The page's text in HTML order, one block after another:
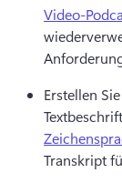
Video-
Erstellen
Transkript